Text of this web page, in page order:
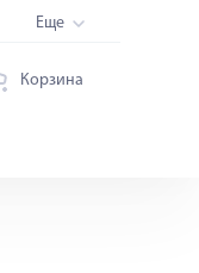
Еще
Корзина